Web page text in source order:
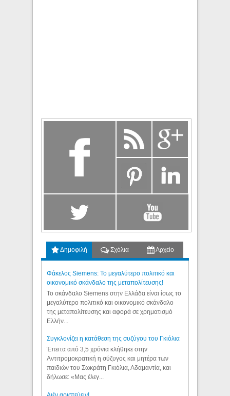
Δημοφιλή Σχόλια Αρχείο
Φάκελος Siemens: Το μεγαλύτερο πολιτικό και
οικονομικό σκάνδαλο της μεταπολίτευσης!
Το σκάνδαλο Siemens στην Ελλάδα είναι ίσως το
μεγαλύτερο πολιτικό και οικονομικό σκάνδαλο
της μεταπολίτευσης και αφορά σε χρηματισμό
Ελλήν...
Συγκλονίζει η κατάθεση της συζύγου του Γκιόλια
Έπειτα από 3,5 χρόνια κλήθηκε στην
Αντιτρομοκρατική η σύζυγος και μητέρα των
παιδιών του Σωκράτη Γκιόλια, Αδαμαντία, και
δήλωσε: «Μας έλεγ...